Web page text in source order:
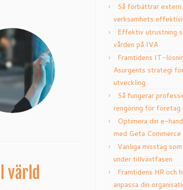
värld
Så förbättrar extern
verksamhets
Effektiv utrustning
vården på IVA
Framtidens IT-
Asurgents strategi
utveckling
Så fungerar
rengöring för företag
Optimera din e-
med Geta Commerce
Vanliga misstag
under tillväxtfasen
Framtidens HR och
anpassa din